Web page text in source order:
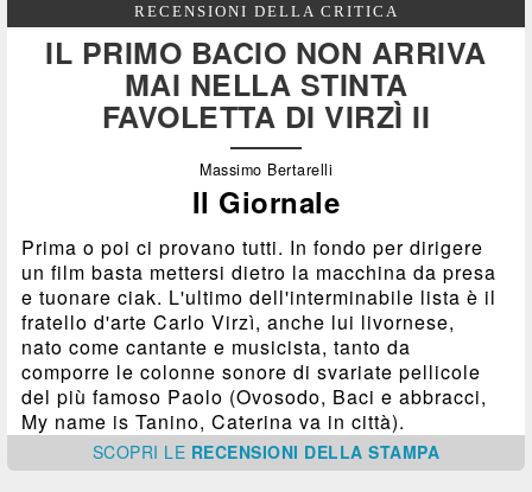
RECENSIONI DELLA CRITICA
IL PRIMO BACIO NON ARRIVA
MAI NELLA STINTA
FAVOLETTA DI VIRZÌ II
Massimo Bertarelli
Il Giornale
Prima o poi ci provano tutti. In fondo per dirigere
un film basta mettersi dietro la macchina da presa
e tuonare ciak. L'ultimo dell'interminabile lista è il
fratello d'arte Carlo Virzì, anche lui livornese,
nato come cantante e musicista, tanto da
comporre le colonne sonore di svariate pellicole
del più famoso Paolo (Ovosodo, Baci e abbracci,
My name is Tanino, Caterina va in città).
SCOPRI LE RECENSIONI DELLA STAMPA